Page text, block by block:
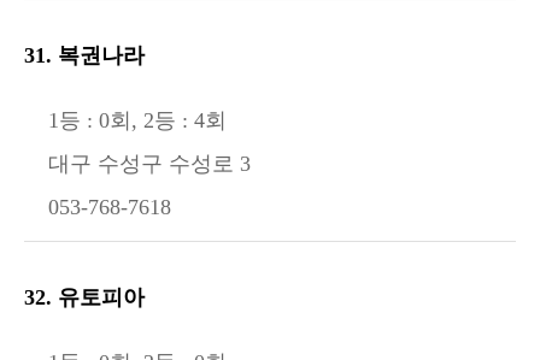
31. 복권나라
1등 : 0회, 2등 : 4회
대구 수성구 수성로 3
053-768-7618
32. 유토피아